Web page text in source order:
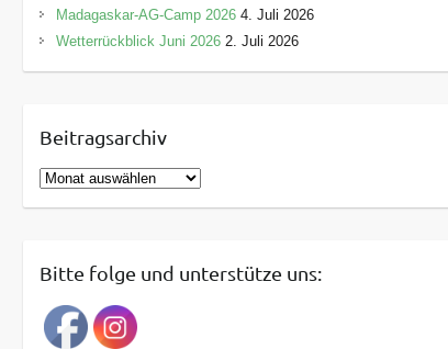
Madagaskar-AG-Camp 2026 4. Juli 2026
Wetterrückblick Juni 2026 2. Juli 2026
Beitragsarchiv
B
e
r
g
Bitte folge und unterstütze uns: